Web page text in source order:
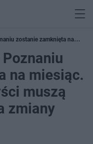
zostanie zamknięta na
się na zmiany
na miesiąc.
muszą
zmiany